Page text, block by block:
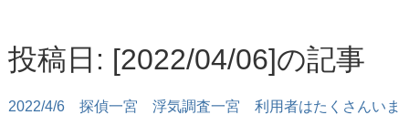
投稿日: [2022/04/06]の記事
2022/4/6
探偵一宮 浮気調査一宮 利用者はたくさんいま